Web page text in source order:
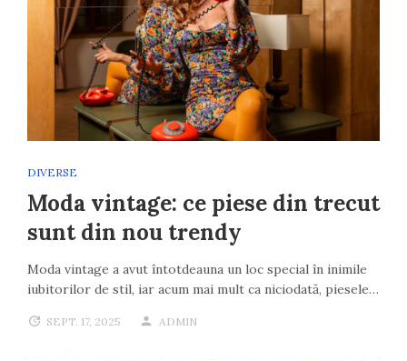
DIVERSE
Moda vintage: ce piese din trecut
sunt din nou trendy
Moda vintage a avut întotdeauna un loc special în inimile
iubitorilor de stil, iar acum mai mult ca niciodată, piesele…
SEPT. 17, 2025 ADMIN